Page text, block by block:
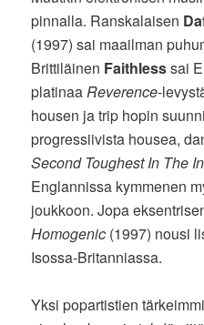
pinnalla. Ranskalaisen
(1997) sai maailman
Brittiläinen Faithlesssai
platinaa Reverence-
housen ja trip hopin
progressiivista housea,
Second Toughest In The
Englannissa kymmenen
joukkoon. Jopa
Homogenic (1997) nousi
Isossa-Britanniassa.
Yksi popartistien